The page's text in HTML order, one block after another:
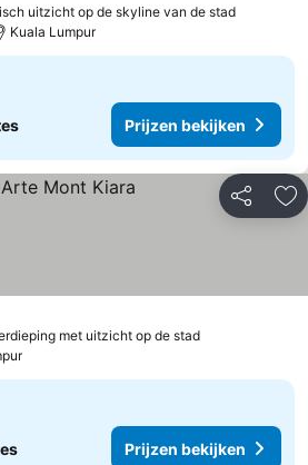
uitzicht op de skyline van de stad
Kuala Lumpur
Prijzen bekijken
Delen
met uitzicht op de stad
Prijzen bekijken